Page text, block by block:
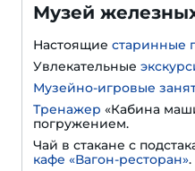
Музей
Настоящие старинные
Увлекательные
Музейно-игровые
Тренажер «Кабина
погружением.
Чай в стакане с
кафе «Вагон-ресторан».